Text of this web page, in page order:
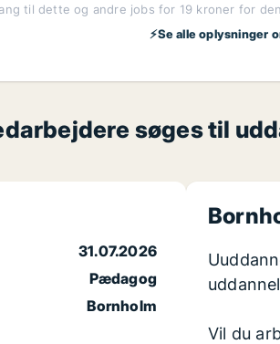
til dette og andre jobs for 19 kroner for
⚡Se alle oplysninger
søges til
Vil du
31.07.2026
Pædagog
Bornholm